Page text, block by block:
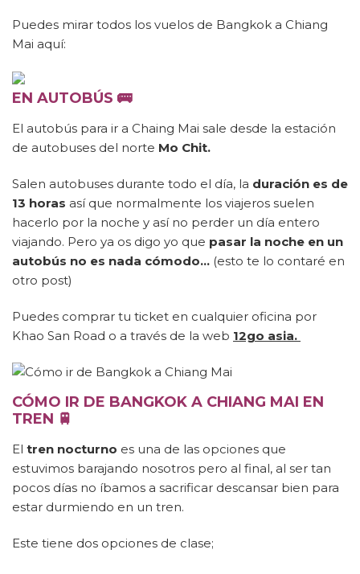
Puedes mirar todos los vuelos de Bangkok a Chiang
Mai aquí:
EN AUTOBÚS 🚌
El autobús para ir a Chaing Mai sale desde la estación
de autobuses del norte Mo Chit.
Salen autobuses durante todo el día, la duración es de
13 horas así que normalmente los viajeros suelen
hacerlo por la noche y así no perder un día entero
viajando. Pero ya os digo yo que pasar la noche en un
autobús no es nada cómodo… (esto te lo contaré en
otro post)
Puedes comprar tu ticket en cualquier oficina por
Khao San Road o a través de la web 12go asia.
CÓMO IR DE BANGKOK A CHIANG MAI EN
TREN 🚆
El tren nocturno es una de las opciones que
estuvimos barajando nosotros pero al final, al ser tan
pocos días no íbamos a sacrificar descansar bien para
estar durmiendo en un tren.
Este tiene dos opciones de clase;